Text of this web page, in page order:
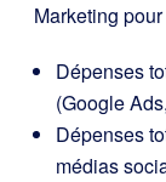
Marketing
Dépenses
(Google
Dépenses
médias